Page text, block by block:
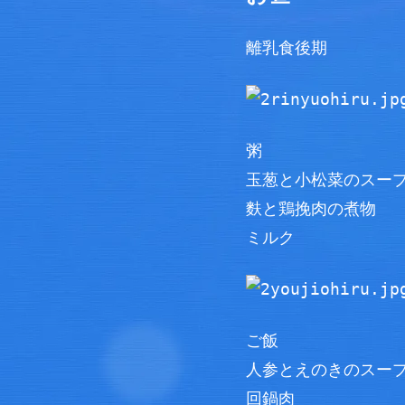
離乳食後期
粥
玉葱と小松菜のスー
麩と鶏挽肉の煮物
ミルク
ご飯
人参とえのきのスー
回鍋肉